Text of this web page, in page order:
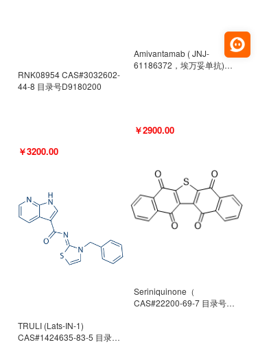
RNK08954 CAS#3032602-
44-8 目录号D9180200
￥3200.00
TRULI (Lats-IN-1)
CAS#1424635-83-5 目录号
Amivantamab ( JNJ-
61186372，埃万妥单抗)
￥2900.00
Seriniquinone（
CAS#22200-69-7 目录号